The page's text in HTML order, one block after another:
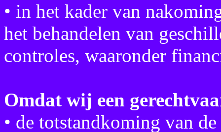
• in het kader van
het behandelen van
controles, waaronder
Omdat wij een
• de totstandkoming van